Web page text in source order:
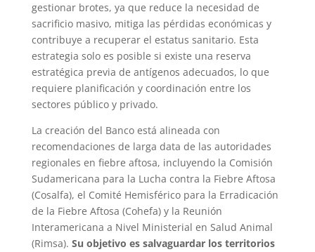
gestionar brotes, ya que reduce la necesidad de
sacrificio masivo, mitiga las pérdidas económicas y
contribuye a recuperar el estatus sanitario. Esta
estrategia solo es posible si existe una reserva
estratégica previa de antígenos adecuados, lo que
requiere planificación y coordinación entre los
sectores público y privado.
La creación del Banco está alineada con
recomendaciones de larga data de las autoridades
regionales en fiebre aftosa, incluyendo la Comisión
Sudamericana para la Lucha contra la Fiebre Aftosa
(Cosalfa), el Comité Hemisférico para la Erradicación
de la Fiebre Aftosa (Cohefa) y la Reunión
Interamericana a Nivel Ministerial en Salud Animal
(Rimsa). Su objetivo es salvaguardar los territorios